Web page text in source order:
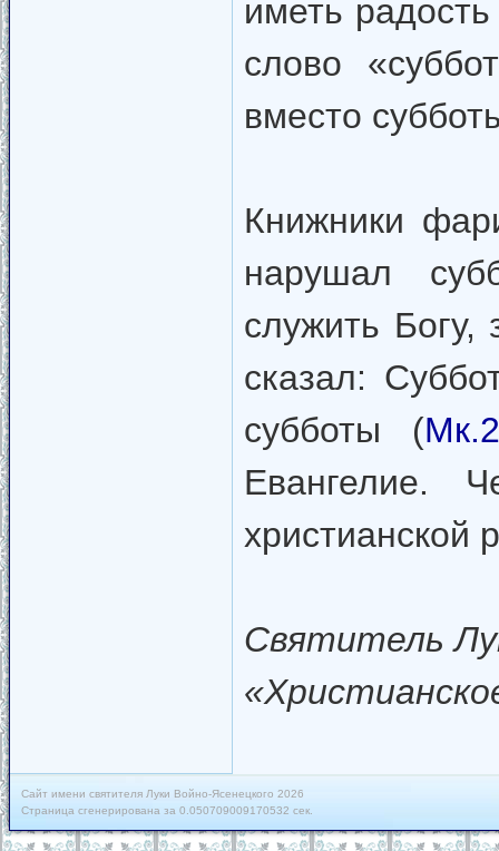
иметь
слово
вместо
Книжники
нарушал
служить
сказал:
субботы (
Евангелие.
христианской
Святитель
Сайт имени святителя Луки Войно-Ясенецкого 2026
Страница сгенерирована за 0.050709009170532 сек.